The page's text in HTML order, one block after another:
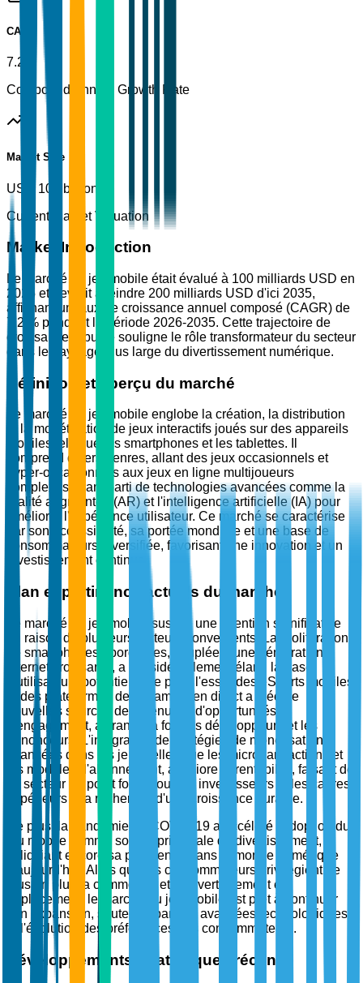
CAGR
7.2%
Compound Annual Growth Rate
Market Size
USD 100 billion
Current Market Valuation
Market Introduction
Le marché du jeu mobile était évalué à 100 milliards USD en
2025 et devrait atteindre 200 milliards USD d'ici 2035,
affichant un taux de croissance annuel composé (CAGR) de
7,2 % pendant la période 2026-2035. Cette trajectoire de
croissance robuste souligne le rôle transformateur du secteur
dans le paysage plus large du divertissement numérique.
Définition et aperçu du marché
Le marché du jeu mobile englobe la création, la distribution
et la monétisation de jeux interactifs joués sur des appareils
mobiles tels que les smartphones et les tablettes. Il
comprend divers genres, allant des jeux occasionnels et
hyper-occasionnels aux jeux en ligne multijoueurs
complexes, tirant parti de technologies avancées comme la
réalité augmentée (AR) et l'intelligence artificielle (IA) pour
améliorer l'expérience utilisateur. Ce marché se caractérise
par son accessibilité, sa portée mondiale et une base de
consommateurs diversifiée, favorisant une innovation et un
investissement continus.
Élan et pertinence actuels du marché
Le marché du jeu mobile suscite une attention significative
en raison de plusieurs facteurs convergents. La prolifération
de smartphones abordables, couplée à une pénétration
Internet croissante, a considérablement élargi la base
d'utilisateurs potentiels. De plus, l'essor des eSports mobiles
et des plateformes de streaming en direct a créé de
nouvelles sources de revenus et d'opportunités
d'engagement, attirant à la fois les développeurs et les
annonceurs. L'intégration de stratégies de monétisation
avancées dans les jeux, telles que les microtransactions et
les modèles d'abonnement, améliore la rentabilité, faisant de
ce secteur un point focal pour les investisseurs et les cadres
supérieurs à la recherche d'une croissance durable.
De plus, la pandémie de COVID-19 a accéléré l'adoption du
jeu mobile comme source principale de divertissement,
solidifiant encore sa pertinence dans le monde numérique
d'aujourd'hui. Alors que les consommateurs privilégient de
plus en plus la commodité et le divertissement en
déplacement, le marché du jeu mobile est prêt à continuer
son expansion, soutenue par des avancées technologiques
et l'évolution des préférences des consommateurs.
Développements stratégiques récents